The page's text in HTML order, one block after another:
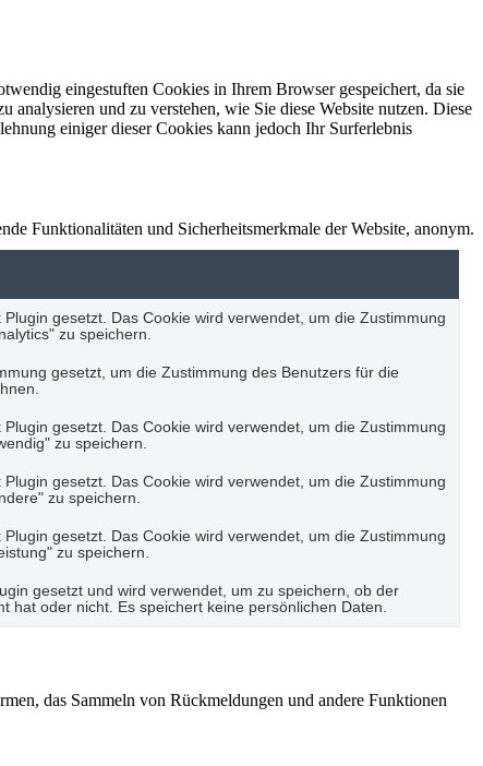
eingestuften Cookies in Ihrem Browser gespeichert, da sie
und zu verstehen, wie Sie diese Website nutzen. Diese
einiger dieser Cookies kann jedoch Ihr Surferlebnis
Funktionalitäten und Sicherheitsmerkmale der Website, anonym.
gesetzt. Das Cookie wird verwendet, um die Zustimmung
zu speichern.
gesetzt, um die Zustimmung des Benutzers für die
gesetzt. Das Cookie wird verwendet, um die Zustimmung
zu speichern.
gesetzt. Das Cookie wird verwendet, um die Zustimmung
zu speichern.
gesetzt. Das Cookie wird verwendet, um die Zustimmung
zu speichern.
gesetzt und wird verwendet, um zu speichern, ob der
hat oder nicht. Es speichert keine persönlichen Daten.
das Sammeln von Rückmeldungen und andere Funktionen